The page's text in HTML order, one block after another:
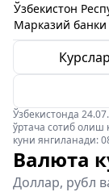
Ўзбекистон
Марказий банки
Ўзбекистонда
ўртача сотиб олиш
куни янгиланади:
Валюта
Доллар, рубл